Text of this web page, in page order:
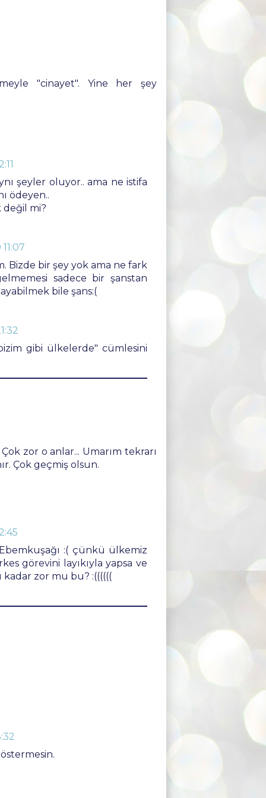
"cinayet". Yine her şey
şeyler oluyor.. ama ne istifa
ödeyen..
değil mi?
Bizde bir şey yok ama ne fark
sadece bir şanstan
bile şans:(
gibi ülkelerde" cümlesini
zor o anlar... Umarım tekrarı
Çok geçmiş olsun.
:( çünkü ülkemiz
görevini layıkıyla yapsa ve
zor mu bu? :((((((